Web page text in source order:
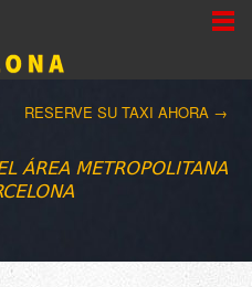
RESERVE SU TAXI AHORA →
ÁREA METROPOLITANA